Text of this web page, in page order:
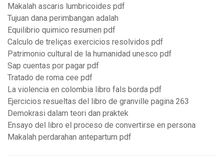
Makalah ascaris lumbricoides pdf
Tujuan dana perimbangan adalah
Equilibrio quimico resumen pdf
Calculo de treliças exercicios resolvidos pdf
Patrimonio cultural de la humanidad unesco pdf
Sap cuentas por pagar pdf
Tratado de roma cee pdf
La violencia en colombia libro fals borda pdf
Ejercicios resueltas del libro de granville pagina 263
Demokrasi dalam teori dan praktek
Ensayo del libro el proceso de convertirse en persona
Makalah perdarahan antepartum pdf